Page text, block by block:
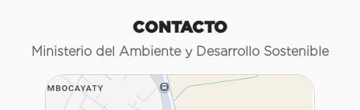
CONTACTO
Ministerio del Ambiente y Desarrollo Sostenible